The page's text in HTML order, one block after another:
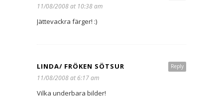
11/08/2008 at 10:38 am
Jättevackra färger! :)
Reply
LINDA/ FRÖKEN SÖTSUR
11/08/2008 at 6:17 am
Vilka underbara bilder!